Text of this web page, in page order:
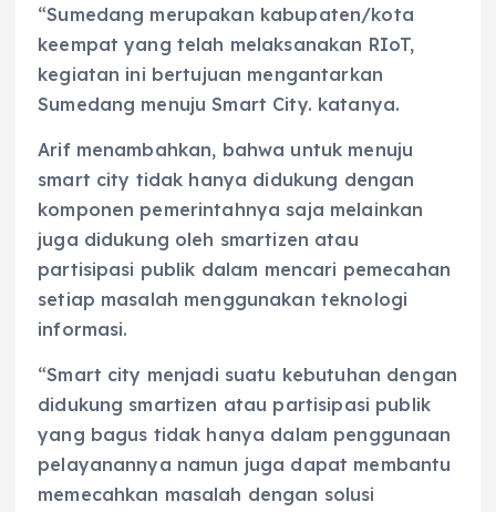
“Sumedang merupakan kabupaten/kota
keempat yang telah melaksanakan RIoT,
kegiatan ini bertujuan mengantarkan
Sumedang menuju Smart City. katanya.
Arif menambahkan, bahwa untuk menuju
smart city tidak hanya didukung dengan
komponen pemerintahnya saja melainkan
juga didukung oleh smartizen atau
partisipasi publik dalam mencari pemecahan
setiap masalah menggunakan teknologi
informasi.
“Smart city menjadi suatu kebutuhan dengan
didukung smartizen atau partisipasi publik
yang bagus tidak hanya dalam penggunaan
pelayanannya namun juga dapat membantu
memecahkan masalah dengan solusi